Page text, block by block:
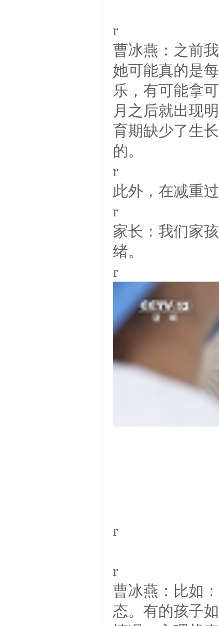
r
曹冰燕：之前
她可能真的是
乐，有可能拿
月之后就出现
育期缺少了生
的。
r
此外，在减重
r
家长：我们家
绪。
r
r
r
曹冰燕：比如
态。有的孩子